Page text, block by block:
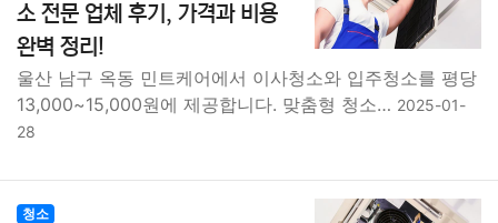
소 전문 업체 후기, 가격과 비용
완벽 정리!
울산 남구 옥동 민트케어에서 이사청소와 입주청소를 평당
13,000~15,000원에 제공합니다. 맞춤형 청소… 2025-01-
28
청소